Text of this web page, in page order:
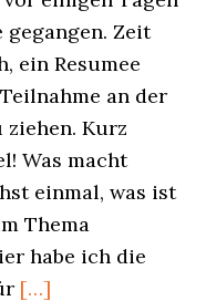
gegangen. Zeit
ein Resumee
an der
ziehen. Kurz
Was macht
einmal, was ist
Thema
habe ich die
[…]